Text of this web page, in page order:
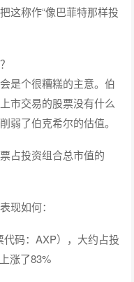
这称作“像巴菲特那样投
是个很糟糕的主意。伯
市交易的股票没有什么
弱了伯克希尔的估值。
占投资组合总市值的
现如何：
代码：AXP），大约占投
涨了83%